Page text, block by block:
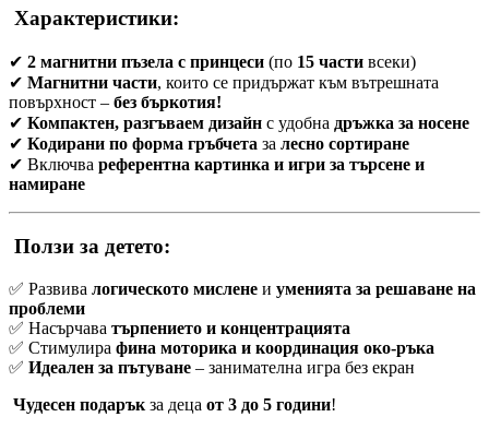
Характеристики:
✔ 2 магнитни пъзела с принцеси (по 15 части всеки)
✔ Магнитни части, които се придържат към вътрешната
повърхност – без бъркотия!
✔ Компактен, разгъваем дизайн с удобна дръжка за носене
✔ Кодирани по форма гръбчета за лесно сортиране
✔ Включва референтна картинка и игри за търсене и
намиране
Ползи за детето:
✅ Развива логическото мислене и уменията за решаване на
проблеми
✅ Насърчава търпението и концентрацията
✅ Стимулира фина моторика и координация око-ръка
✅ Идеален за пътуване – занимателна игра без екран
Чудесен подарък за деца от 3 до 5 години!